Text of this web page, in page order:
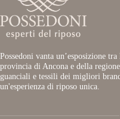
Possedoni vanta un’esposizione
provincia di Ancona e della
guanciali e tessili dei migliori
un'esperienza di riposo unica.